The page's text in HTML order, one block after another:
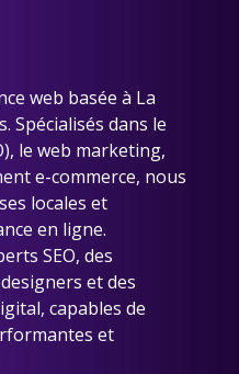
web basée à La
. Spécialisés dans le
le web marketing,
e-commerce, nous
locales et
en ligne.
SEO, des
et des
capables de
et